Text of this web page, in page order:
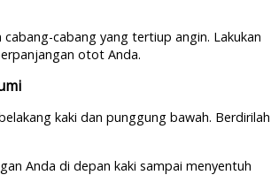
cabang yang tertiup angin. Lakukan
otot Anda.
kaki dan punggung bawah. Berdirilah
Anda di depan kaki sampai menyentuh